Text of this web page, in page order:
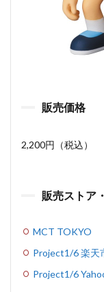
販売価格
2,200円（税込）
販売ストア
MCT TOKYO
Project1/6 楽天
Project1/6